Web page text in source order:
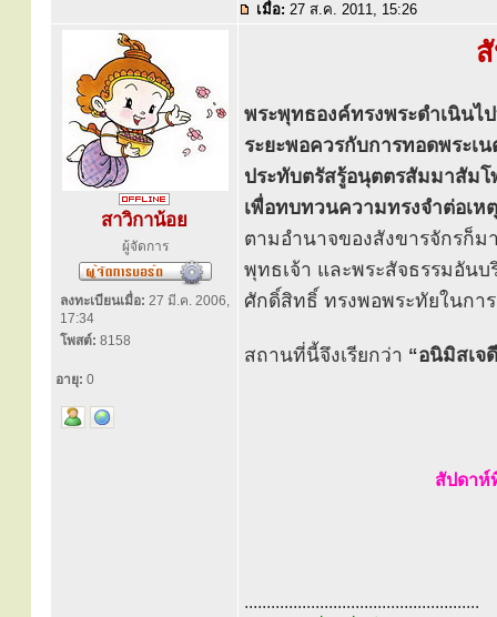
เมื่อ: 27 ส.ค. 2011, 15:26
สาวิกาน้อย
ผู้จัดการ
ลงทะเบียนเมื่อ: 27 มี.ค. 2006,
17:34
โพสต์: 8158
อายุ: 0
พระพุทธองค์ทรงพระดำเนินไ
ระยะพอควรกับการทอดพระ
ประทับตรัสรู้อนุตตรสัมมาสัม
เพื่อทบทวนความทรงจำต่อเ
ตามอำนาจของสังขารจักรก็
พุทธเจ้า และพระสัจธรรมอัน
ศักดิ์สิทธิ์ ทรงพอพระทัยในกา
สถานที่นี้จึงเรียกว่า “อนิมิสเจ
สัปดาห์
.....................................................